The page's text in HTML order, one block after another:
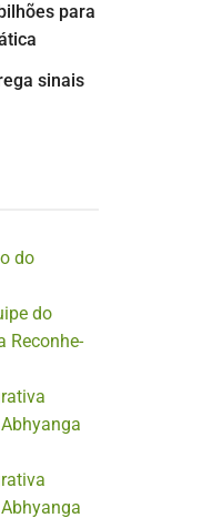
para
sinais
do
do
Reconhe-